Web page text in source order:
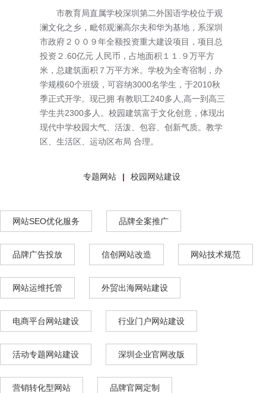
市教育局直属学校深圳第二外国语学校位于观
澜文化之乡，毗邻观澜高尔夫和华为基地，系深圳
市政府２００９年全额投资重大建设项目，项目总
投资２.60亿元 人民币，占地面积１１.９万平方
米，总建筑面积７万平方米。学校为全寄宿制，办
学规模60个班级，可容纳3000名学生，于2010秋
季正式开学。现已拥 有教职工240多人,高一到高三
学生共2300多人。校园建筑富于文化创意，体现出
现代中学校园大气、活泼、包容、创新气质。教学
区、生活区、运动区布局 合理。
专题网站 校园网站建设
网站SEO优化服务 品牌全案推广
品牌广告投放 信创网站改造 网站技术规范
网站运维托管 外贸出海网站建设
电商平台网站建设 行业门户网站建设
活动专题网站建设 深圳企业官网改版
营销转化型网站 品牌官网定制